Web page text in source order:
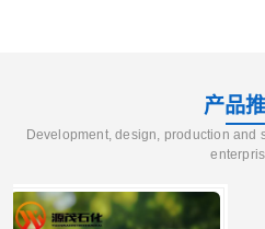
产品
Development, design, production and